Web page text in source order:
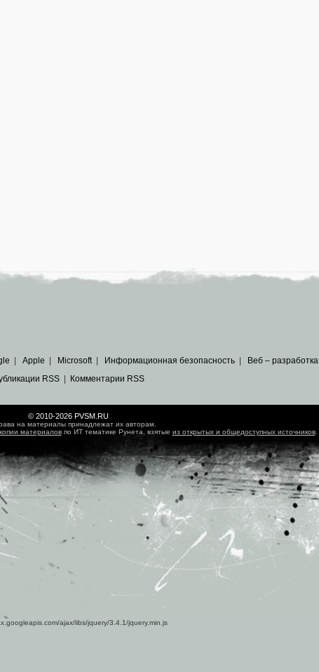
Apple Microsoft| Информационная безопасность
Веб – разработка
RSS| Комментарии RSS
© 2010-2026 PVSM.RU
на материалы принадлежат их авторам.
материаловпо ИТ тематике Рунета, взятые из открытых и общедоступных источников.
ajax/libs/jquery/3.4.1/jquery.min.js